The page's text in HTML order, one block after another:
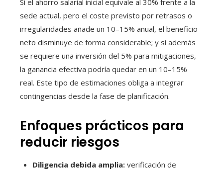
sede actual, pero el coste previsto por retrasos o
irregularidades añade un 10–15% anual, el beneficio
neto disminuye de forma considerable; y si además
se requiere una inversión del 5% para mitigaciones,
la ganancia efectiva podría quedar en un 10–15%
real. Este tipo de estimaciones obliga a integrar
contingencias desde la fase de planificación.
Enfoques prácticos para
reducir riesgos
Diligencia debida amplia: verificación de